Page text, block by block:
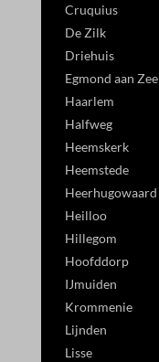
Cruquius
De Zilk
Driehuis
Egmond aan Zee
Haarlem
Halfweg
Heemskerk
Heemstede
Heerhugowaard
Heilloo
Hillegom
Hoofddorp
IJmuiden
Krommenie
Lijnden
Lisse